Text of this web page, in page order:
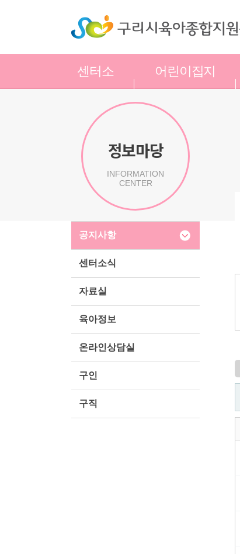
센터소
어린이집지
정보마당
INFORMATION
CENTER
공지사항
센터소식
자료실
육아정보
온라인상담실
구인
구직